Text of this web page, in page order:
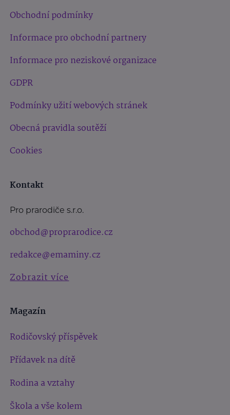
Obchodní podmínky
Informace pro obchodní partnery
Informace pro neziskové organizace
GDPR
Podmínky užití webových stránek
Obecná pravidla soutěží
Cookies
Kontakt
Pro prarodiče s.r.o.
obchod@proprarodice.cz
redakce@emaminy.cz
Zobrazit více
Magazín
Rodičovský příspěvek
Přídavek na dítě
Rodina a vztahy
Škola a vše kolem